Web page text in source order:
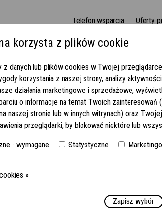
Telefon wsparcia Oferty
seniorką w Alpach za 1550-1600 EUR netto!
NAD SAMOTNĄ
(457/2020)
MIEJSCE: 83435 BAD
WYMAGANY JĘZYK NIEMIECKI:
korzysta z plików cookie
z danych lub plików cookies w Twojej
korzystania z naszej strony, analizy
działania marketingowe i sprzedażowe,
o informacje na temat Twoich zainteresowań
naszej stronie lub w innych witrynach) oraz
przeglądarki, by blokować niektóre lub
- wymagane Statystyczne
»
Zapisz wybór